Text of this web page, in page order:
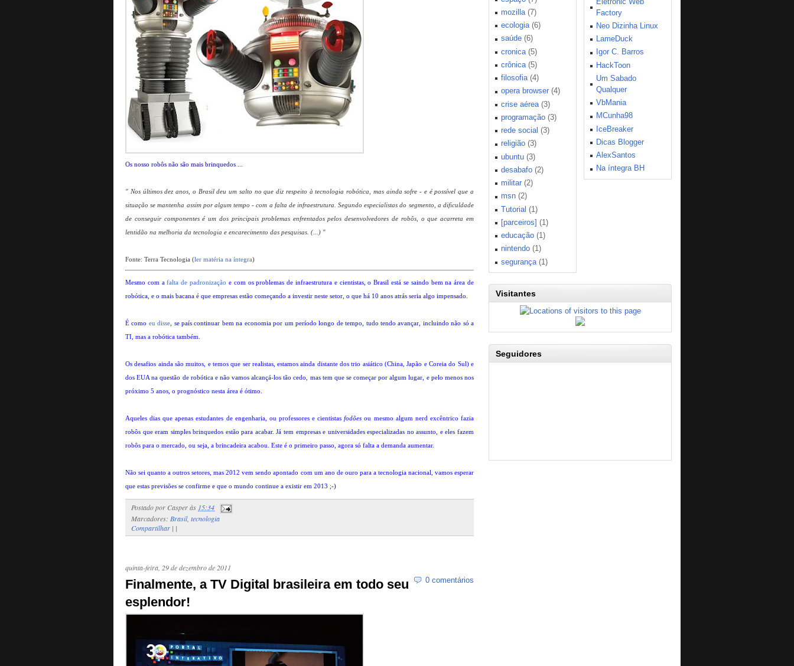
Os nosso robôs não são mais brinquedos ...
" Nos últimos dez anos, o Brasil deu um salto no que diz respeito à tecnologia robótica, mas ainda sofre - e é possível que a
situação se mantenha assim por algum tempo - com a falta de infraestrutura. Segundo especialistas do segmento, a dificuldade
de conseguir componentes é um dos principais problemas enfrentados pelos desenvolvedores de robôs, o que acarreta em
lentidão na melhoria da tecnologia e encarecimento das pesquisas. (...) "
Fonte: Terra Tecnologia (ler matéria na íntegra)
Mesmo com afalta de padronização e com os problemas de infraestrutura e cientistas, o Brasil está se saindo bem na área de
robótica, e o mais bacana é que empresas estão começando a investir neste setor, o que há 10 anos atrás seria algo impensado.
É como eu disse , se país continuar bem na economia por um período longo de tempo, tudo tendo avançar, incluindo não só a
TI, mas a robótica também.
Os desafios ainda são muitos, e temos que ser realistas, estamos ainda distante dos trio asiático (China, Japão e Coreia do Sul) e
dos EUA na questão de robótica e não vamos alcançá-los tão cedo, mas tem que se começar por algum lugar, e pelo menos nos
próximo 5 anos, o prognóstico nesta área é ótimo.
Aqueles dias que apenas estudantes de engenharia, ou professores e cientistasfodões ou mesmo algum nerd excêntrico fazia
robôs que eram simples brinquedos estão para acabar. Já tem empresas e universidades especializadas no assunto, e eles fazem
robôs para o mercado, ou seja, a brincadeira acabou. Este é o primeiro passo, agora só falta a demanda aumentar.
Não sei quanto a outros setores, mas 2012 vem sendo apontado com um ano de ouro para a tecnologia nacional, vamos esperar
que estas previsões se confirme e que o mundo continue a existir em 2013 ;-)
Postado por Casperàs 15:34
Marcadores: Brasil, tecnologia
Compartilhar | |
quinta-feira, 29 de dezembro de 2011
0 comentários
Finalmente, a TV Digital brasileira em todo seu
esplendor!
mozilla (7)
ecologia (6)
saúde (6)
cronica (5)
crônica (5)
filosofia (4)
opera browser (4)
crise aérea (3)
programação (3)
rede social (3)
religião (3)
ubuntu (3)
desabafo (2)
militar (2)
msn (2)
Tutorial (1)
[parceiros] (1)
educação (1)
nintendo (1)
segurança (1)
Factory
Neo Dizinha Linux
LameDuck
Igor C. Barros
HackToon
Um Sabado
Qualquer
VbMania
MCunha98
IceBreaker
Dicas Blogger
AlexSantos
Na íntegra BH
Visitantes
Seguidores